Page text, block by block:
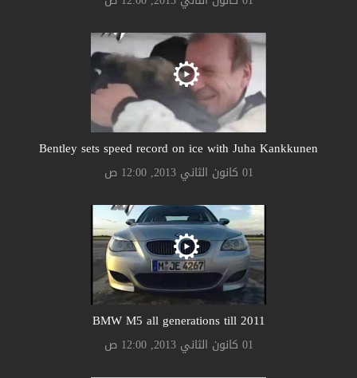
Bentley sets speed record on ice with Juha Kankkunen
01 كانون الثاني 2013, 12:00 ص
BMW M5 all generations till 2011
01 كانون الثاني 2013, 12:00 ص